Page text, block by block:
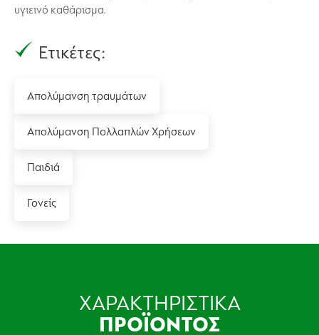
υγιεινό καθάρισμα.
Ετικέτες:
Απολύμανση τραυμάτων
Απολύμανση Πολλαπλών Χρήσεων
Παιδιά
Γονείς
ΧΑΡΑΚΤΗΡΙΣΤΙΚΑ
ΠΡΟΪΟΝΤΟΣ